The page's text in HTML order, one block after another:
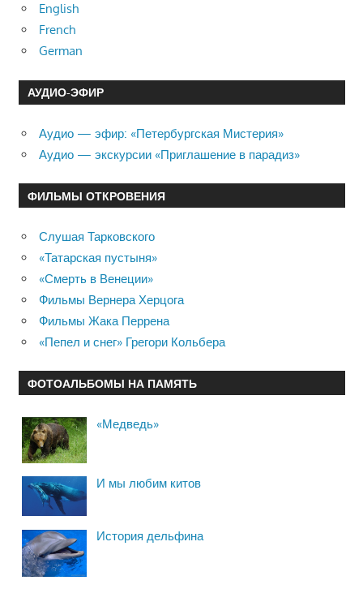
English
French
German
АУДИО-ЭФИР
Аудио — эфир: «Петербургская Мистерия»
Аудио — экскурсии «Приглашение в парадиз»
ФИЛЬМЫ ОТКРОВЕНИЯ
Слушая Тарковского
«Татарская пустыня»
«Смерть в Венеции»
Фильмы Вернера Херцога
Фильмы Жака Перрена
«Пепел и снег» Грегори Кольбера
ФОТОАЛЬБОМЫ НА ПАМЯТЬ
«Медведь»
И мы любим китов
История дельфина